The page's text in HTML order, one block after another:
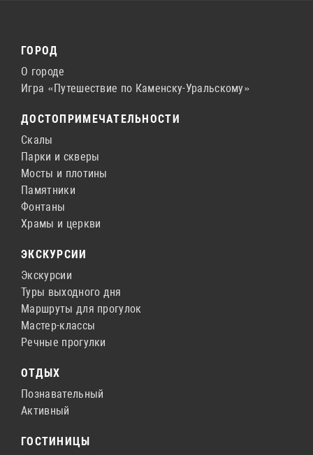
ГОРОД
О городе
Игра «Путешествие по Каменску-Уральскому»
ДОСТОПРИМЕЧАТЕЛЬНОСТИ
Скалы
Парки и скверы
Мосты и плотины
Памятники
Фонтаны
Храмы и церкви
ЭКСКУРСИИ
Экскурсии
Туры выходного дня
Маршруты для прогулок
Мастер-классы
Речные прогулки
ОТДЫХ
Познавательный
Активный
ГОСТИНИЦЫ